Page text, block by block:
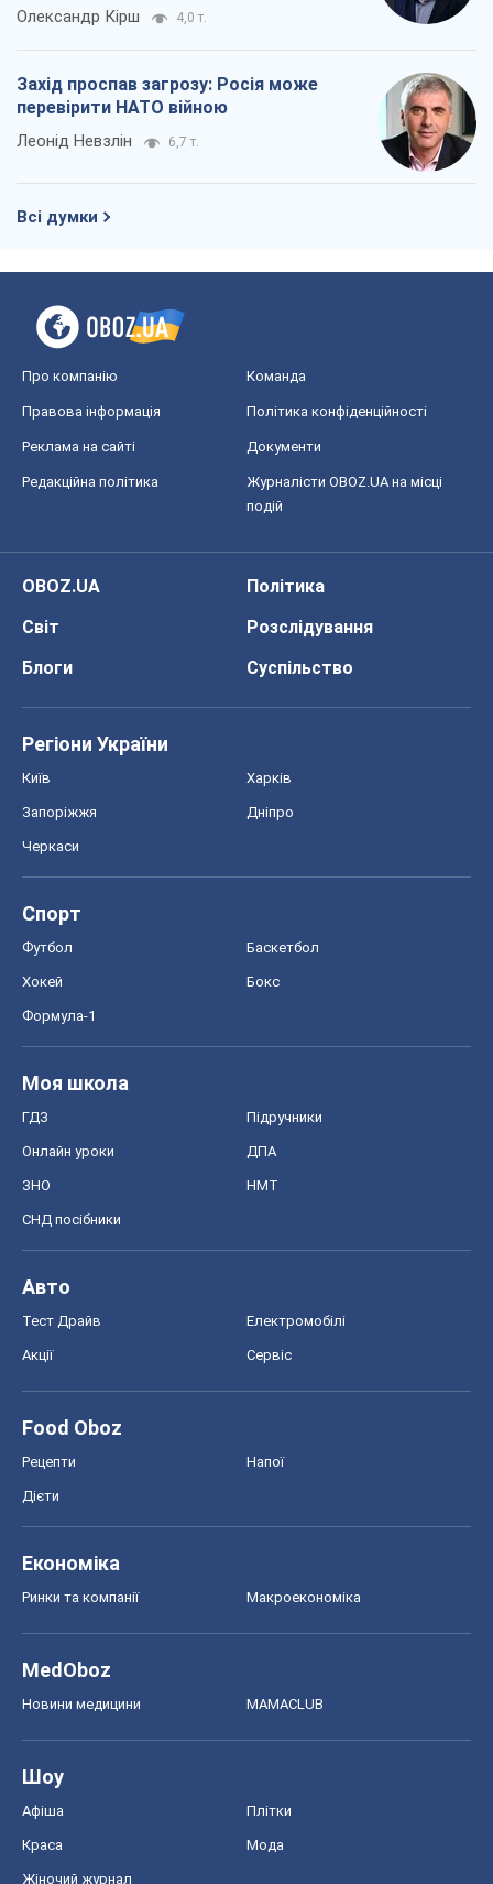
Олександр Кірш 4,0 т.
Захід проспав загрозу: Росія може
перевірити НАТО війною
Леонід Невзлін 6,7 т.
Всі думки
Про компанію Команда
Правова інформація Політика конфіденційності
Реклама на сайті Документи
Редакційна політика
Журналісти OBOZ.UA на місці
подій
OBOZ.UA
Політика
Світ
Розслідування
Блоги
Суспільство
Регіони України
Київ Харків
Запоріжжя Дніпро
Черкаси
Спорт
Футбол Баскетбол
Хокей Бокс
Формула-1
Моя школа
ГДЗ Підручники
Онлайн уроки ДПА
ЗНО НМТ
СНД посібники
Авто
Тест Драйв Електромобілі
Акції Сервіс
Food Oboz
Рецепти Напої
Дієти
Економіка
Ринки та компанії Макроекономіка
MedOboz
Новини медицини MAMACLUB
Шоу
Афіша Плітки
Краса Мода
Жіночий журнал